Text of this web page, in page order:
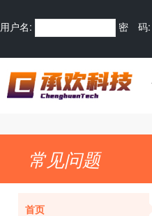
用户名: 密 码:
常见问题
首页